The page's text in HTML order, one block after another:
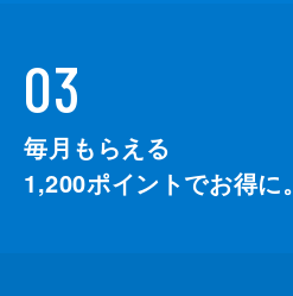
03
毎月もらえる
1,200ポイントでお得に。